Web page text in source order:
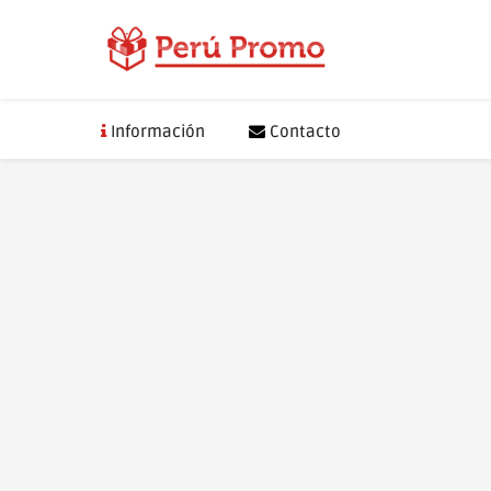
Información Contacto